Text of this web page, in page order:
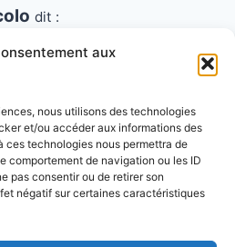
aux
nous utilisons des technologies
et/ou accéder aux informations des
ces technologies nous permettra de
comportement de navigation ou les ID
pas consentir ou de retirer son
négatif sur certaines caractéristiques
dit :
posent des questions en
seule, la FAQ risque de